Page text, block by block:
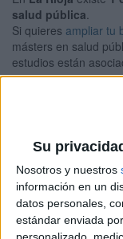
Su
Nosotros y nuestros
información en un
datos personales,
estándar enviada
salud pública.
Si quieres ampliar tu
másters en salud
estudios están